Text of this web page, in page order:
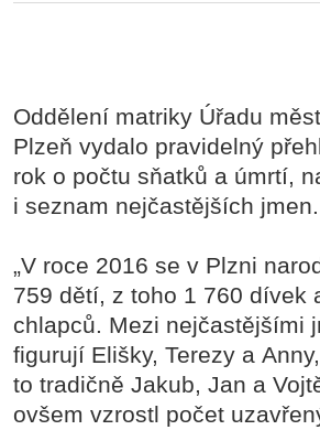
Oddělení matriky Úřadu
Plzeň vydalo pravidelný
rok o počtu sňatků a úmrtí,
i seznam nejčastějších jmen.
„V roce 2016 se v Plzni
759 dětí, z toho 1 760 dívek
chlapců. Mezi nejčastějšími
figurují Elišky, Terezy a
to tradičně Jakub, Jan a
ovšem vzrostl počet